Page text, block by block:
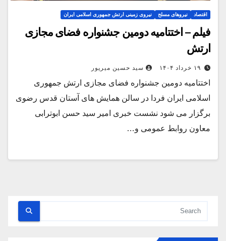
اقتصاد نیروهای مسلح نیروی زمینی ارتش جمهوری اسلامی ایران
فیلم – اختتامیه دومین جشنواره فضای مجازی
ارتش
۱۹ خرداد ۱۴۰۴ سید حسین میرپور
اختتامیه دومین جشنواره فضای مجازی ارتش جمهوری
اسلامی ایران فردا در سالن همایش های آستان قدس رضوی
برگزار می شود نشست خبری امیر سید حسن ابوترابی
معاون روابط عمومی و…